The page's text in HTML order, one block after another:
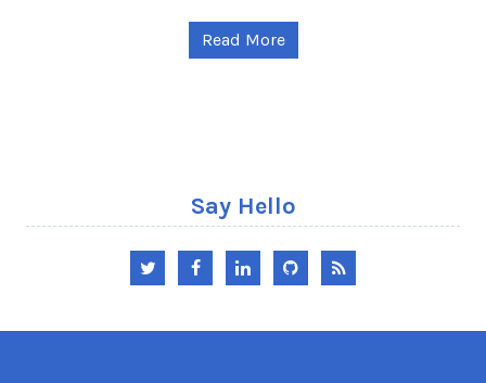
Read More
Say Hello
TwitterFacebookLinkedInGitHubRSS